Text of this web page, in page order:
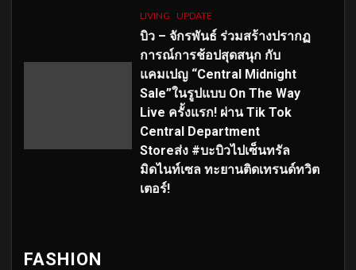
LIVING UPDATE
บิว – จักรพันธ์ ร่วมสร้างปรากฏ
การณ์การช้อปสุดสนุก กับ
แคมเปญ “Central Midnight
Sale”ในรูปแบบ On The Way
Live ครั้งแรก! ผ่าน Tik Tok
Central Department
Storeส่ง #บะบิวไปเซ็นทรัล
มิดไนท์เซล ทะยานติดเทรนด์ทวิต
เตอร์!
FASHION